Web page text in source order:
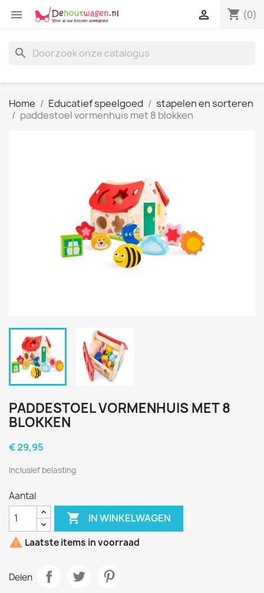
 shopping_cart (0)

search
Home Educatief speelgoed
stapelen en sorteren
paddestoel vormenhuis met 8 blokken
PADDESTOEL VORMENHUIS MET 8
BLOKKEN
€ 29,95
Inclusief belasting
Aantal
 IN WINKELWAGEN
 Laatste items in voorraad
Delen